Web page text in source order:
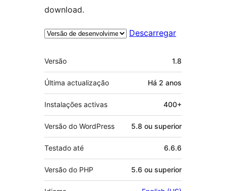
download.
Descarregar
Metadados
Versão 1.8
Última actualização Há 2 anos
Instalações activas 400+
Versão do WordPress 5.8 ou superior
Testado até 6.6.6
Versão do PHP 5.6 ou superior